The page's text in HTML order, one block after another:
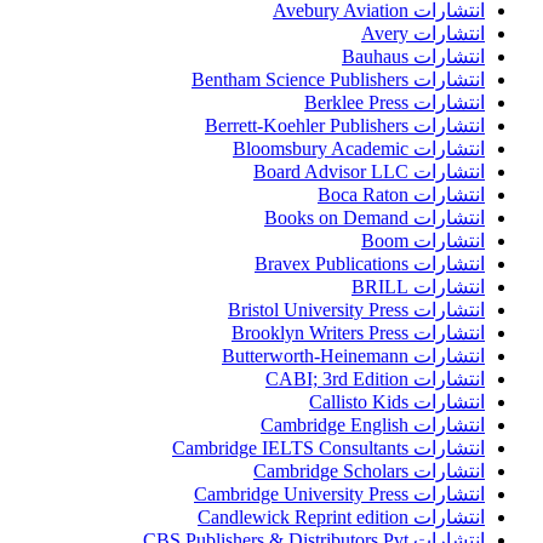
انتشارات Avebury Aviation
انتشارات Avery
انتشارات Bauhaus
انتشارات Bentham Science Publishers
انتشارات Berklee Press
انتشارات Berrett-Koehler Publishers
انتشارات Bloomsbury Academic
انتشارات Board Advisor LLC
انتشارات Boca Raton
انتشارات Books on Demand
انتشارات Boom
انتشارات Bravex Publications
انتشارات BRILL
انتشارات Bristol University Press
انتشارات Brooklyn Writers Press
انتشارات Butterworth-Heinemann
انتشارات CABI; 3rd Edition
انتشارات Callisto Kids
انتشارات Cambridge English
انتشارات Cambridge IELTS Consultants
انتشارات Cambridge Scholars
انتشارات Cambridge University Press
انتشارات Candlewick Reprint edition